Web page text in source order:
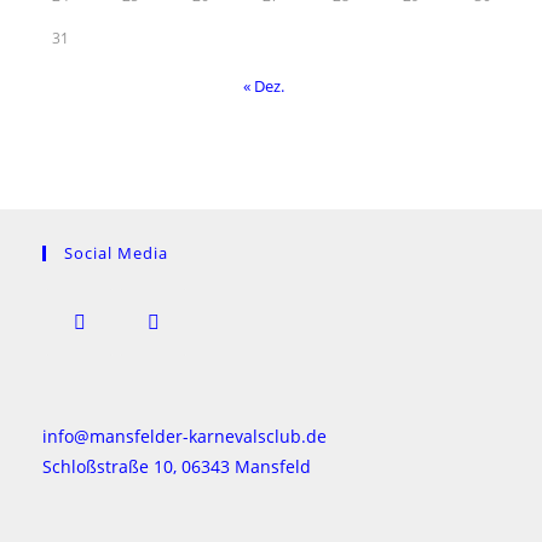
31
« Dez.
Social Media
info@mansfelder-karnevalsclub.de
Schloßstraße 10, 06343 Mansfeld